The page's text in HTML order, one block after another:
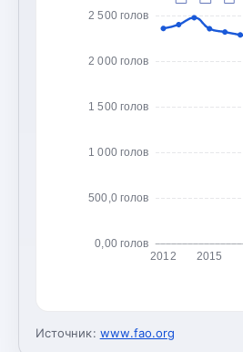
0,00 голов
500,0 голов
1 000 голов
1 500 голов
2 000 голов
2 500 голов
2012 2015
Источник: www.fao.org